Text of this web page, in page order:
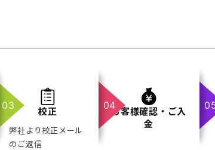
校正
弊社より校正メール
のご返信
お客様確認・ご入
金